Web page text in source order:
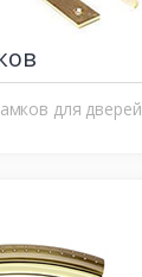
для дверей